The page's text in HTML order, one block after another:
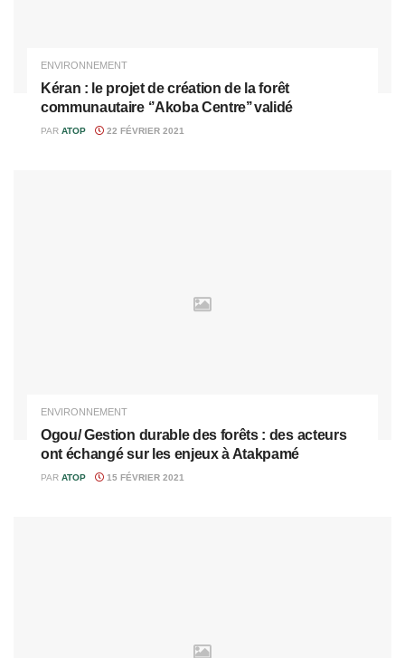
ENVIRONNEMENT
Kéran : le projet de création de la forêt
communautaire ‘’Akoba Centre’’ validé
PAR ATOP 22 FÉVRIER 2021
ENVIRONNEMENT
Ogou/ Gestion durable des forêts : des acteurs
ont échangé sur les enjeux à Atakpamé
PAR ATOP 15 FÉVRIER 2021